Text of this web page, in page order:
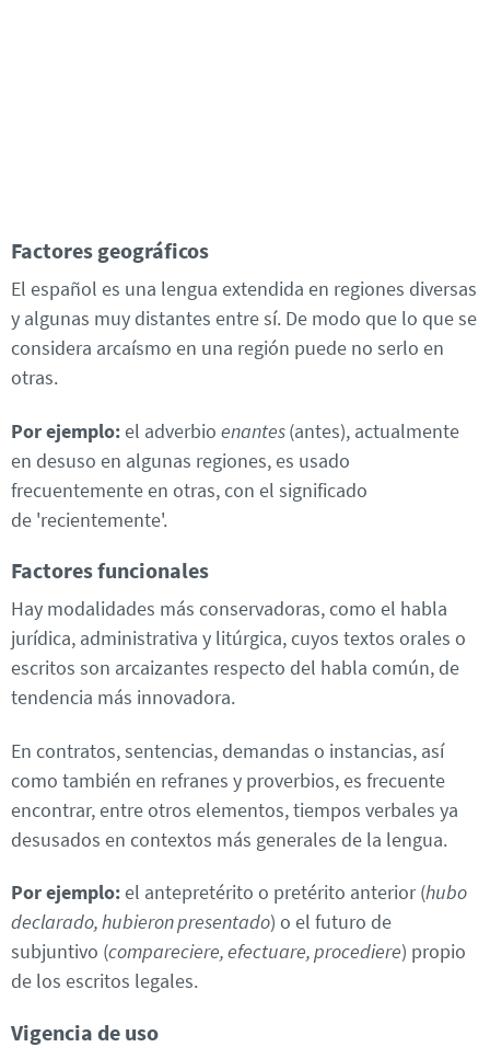
Factores geográficos
El español es una lengua extendida en regiones diversas
y algunas muy distantes entre sí. De modo que lo que se
considera arcaísmo en una región puede no serlo en
otras.
Por ejemplo:el adverbio enantes(antes), actualmente
en desuso en algunas regiones, es usado
frecuentemente en otras, con el significado
de 'recientemente'.
Factores funcionales
Hay modalidades más conservadoras, como el habla
jurídica, administrativa y litúrgica, cuyos textos orales o
escritos son arcaizantes respecto del habla común, de
tendencia más innovadora.
En contratos, sentencias, demandas o instancias, así
como también en refranes y proverbios, es frecuente
encontrar, entre otros elementos, tiempos verbales ya
desusados en contextos más generales de la lengua.
Por ejemplo:el antepretérito o pretérito anterior (hubo
declarado, hubieron presentado) o el futuro de
subjuntivo (compareciere, efectuare, procediere) propio
de los escritos legales.
Vigencia de uso